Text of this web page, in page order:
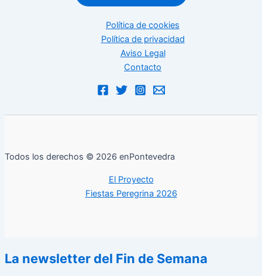
Política de cookies
Política de privacidad
Aviso Legal
Contacto
Todos los derechos © 2026 enPontevedra
El Proyecto
Fiestas Peregrina 2026
La newsletter del Fin de Semana